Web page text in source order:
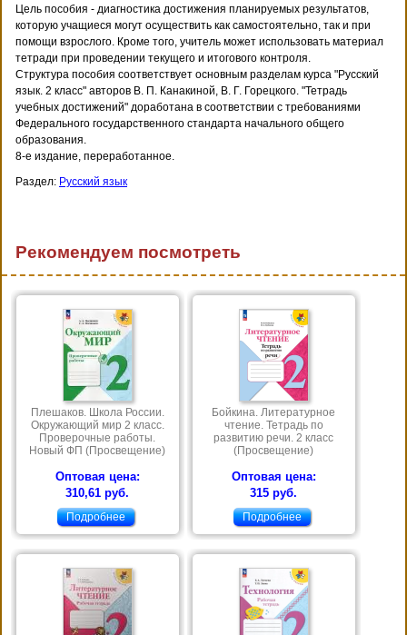
Цель пособия - диагностика достижения планируемых результатов,
которую учащиеся могут осуществить как самостоятельно, так и при
помощи взрослого. Кроме того, учитель может использовать материал
тетради при проведении текущего и итогового контроля.
Структура пособия соответствует основным разделам курса "Русский
язык. 2 класс" авторов В. П. Канакиной, В. Г. Горецкого. "Тетрадь
учебных достижений" доработана в соответствии с требованиями
Федерального государственного стандарта начального общего
образования.
8-е издание, переработанное.
Раздел: Русский язык
Рекомендуем посмотреть
Плешаков. Школа России.
Окружающий мир 2 класс.
Проверочные работы.
Новый ФП (Просвещение)
Оптовая цена:
310,61 руб.
Подробнее
Бойкина. Литературное
чтение. Тетрадь по
развитию речи. 2 класс
(Просвещение)
Оптовая цена:
315 руб.
Подробнее